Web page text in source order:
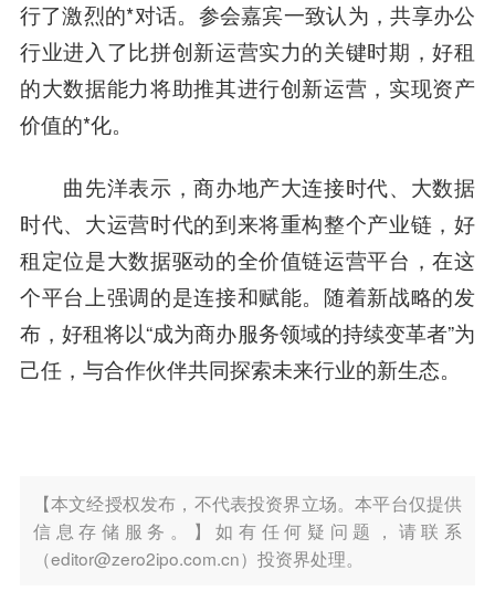
行了激烈的*对话。参会嘉宾一致认为，共享办公
行业进入了比拼创新运营实力的关键时期，好租
的大数据能力将助推其进行创新运营，实现资产
价值的*化。
曲先洋表示，商办地产大连接时代、大数据
时代、大运营时代的到来将重构整个产业链，好
租定位是大数据驱动的全价值链运营平台，在这
个平台上强调的是连接和赋能。随着新战略的发
布，好租将以“成为商办服务领域的持续变革者”为
己任，与合作伙伴共同探索未来行业的新生态。
【本文经授权发布，不代表投资界立场。本平台仅提供
信息存储服务。】如有任何疑问题，请联系
（editor@zero2ipo.com.cn）投资界处理。